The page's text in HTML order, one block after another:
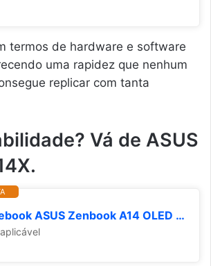
termos de hardware e software
uma rapidez que nenhum
replicar com tanta
Vá de ASUS
Notebook ASUS Zenbook A14 OLED SNAPDRAGON, 32 GB RAM, 1.0 TB SSD, W 11 Home, Tela 14", Zabriskie Beige - UX3407QA-QD391W